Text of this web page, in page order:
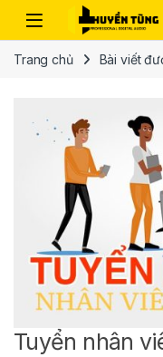
Trang chủ Bài viết
Tuyển nhân